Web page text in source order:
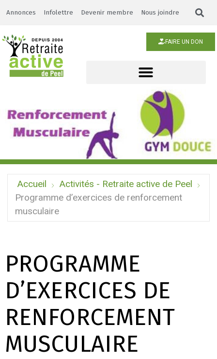
Annonces Infolettre Devenir membre Nous joindre
FAIRE UN DON
Accueil
Activités - Retraite active de Peel
Programme d’exercices de renforcement
musculaire
PROGRAMME
D’EXERCICES DE
RENFORCEMENT
MUSCULAIRE